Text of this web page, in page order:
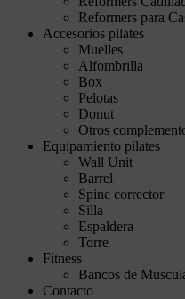
Reformers para
Accesorios pilates
Muelles
Alfombrilla
Box
Pelotas
Donut
Otros
Equipamiento pilates
Wall Unit
Barrel
Spine corrector
Silla
Espaldera
Torre
Fitness
Bancos de
Contacto